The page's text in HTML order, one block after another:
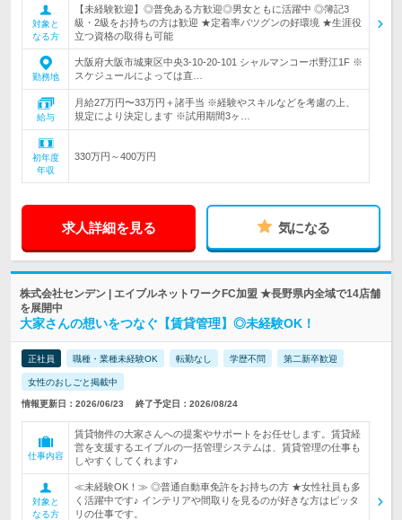
対象と
なる方
【未経験歓迎】◎普免ある方歓迎◎男女ともに活躍中 ◎簿記3
級・2級をお持ちの方は歓迎 ★定着率バツグンの好環境 ★生涯役
立つ資格の取得も可能
勤務地
大阪府大阪市城東区中央3-10-20-101 シャルマンコーポ野江1F ※
スケジュールによっては直…
給与
月給27万円〜33万円＋諸手当 ※経験やスキルなどを考慮の上、
規定により決定します ※試用期間3ヶ…
初年度
年収
330万円～400万円
求人詳細を見る 気になる
株式会社センデン | エイブルネットワークFC加盟 ★長野県内全域で14店舗
を展開中
大家さんの想いをつなぐ【賃貸管理】◎未経験OK！
正社員 職種・業種未経験OK 転勤なし 学歴不問 第二新卒歓迎
女性のおしごと掲載中
情報更新日：2026/06/23 終了予定日：2026/08/24
仕事内容
賃貸物件の大家さんへの提案やサポートをお任せします。賃貸経
営を支援するエイブルの一括管理システムは、賃貸管理の仕事も
しやすくしてくれます♪
対象と
なる方
≪未経験OK！≫ ◎普通自動車免許をお持ちの方 ★女性社員も多
く活躍中です♪ インテリアや間取りを見るのが好きな方はピッタ
リの仕事です。